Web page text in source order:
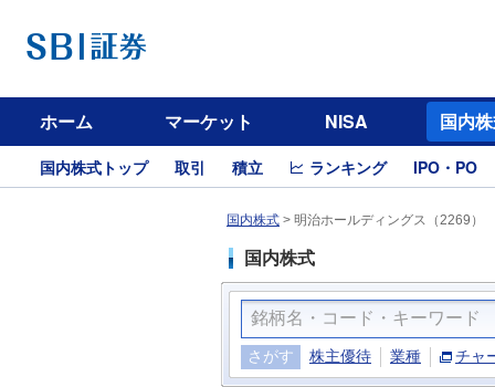
ホーム マーケット NISA 国内
国内株式トップ 取引 積立 ランキング IPO・PO
国内株式 > 明治ホールディングス（2269）
国内株式
さがす 株主優待 業種 チャ